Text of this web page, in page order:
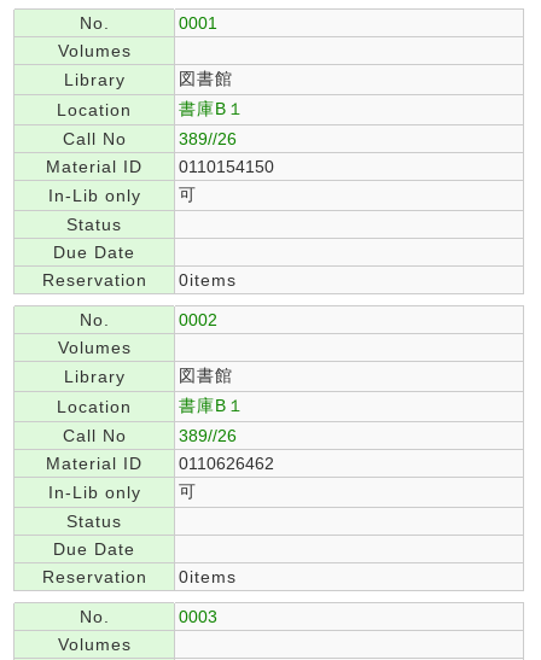
No.
0001
Volumes
Library
図書館
Location
書庫B１
Call No
389//26
Material ID
0110154150
In-Lib only
可
Status
Due Date
Reservation
0items
No.
0002
Volumes
Library
図書館
Location
書庫B１
Call No
389//26
Material ID
0110626462
In-Lib only
可
Status
Due Date
Reservation
0items
No.
0003
Volumes